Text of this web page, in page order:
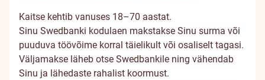
Kaitse kehtib vanuses 18–70 aastat.
Sinu Swedbanki kodulaen makstakse Sinu surma või
puuduva töövõime korral täielikult või osaliselt tagasi.
Väljamakse läheb otse Swedbankile ning vähendab
Sinu ja lähedaste rahalist koormust.